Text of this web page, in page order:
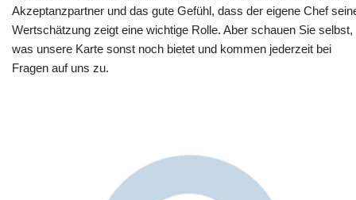
Akzeptanzpartner und das gute Gefühl, dass der eigene Chef
Wertschätzung zeigt eine wichtige Rolle. Aber schauen Sie selbst,
was unsere Karte sonst noch bietet und kommen jederzeit bei
Fragen auf uns zu.